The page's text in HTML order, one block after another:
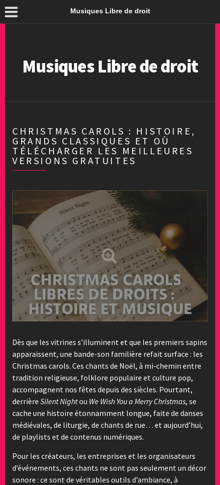
Musiques Libre de droit
Musiques Libre de droit
CHRISTMAS CAROLS : HISTOIRE,
GRANDS CLASSIQUES ET OÙ
TÉLÉCHARGER LES MEILLEURES
VERSIONS GRATUITES
Dès que les vitrines s’illuminent et que les premiers sapins
apparaissent, une bande-son familière refait surface : les
Christmas carols. Ces chants de Noël, à mi-chemin entre
tradition religieuse, folklore populaire et culture pop,
accompagnent nos fêtes depuis des siècles. Pourtant,
derrière Silent Nightou We Wish You a Merry Christmas, se
cache une histoire étonnamment longue, faite de danses
médiévales, de liturgie, de chants de rue… et aujourd’hui,
de playlists et de contenus numériques.
Pour les créateurs, les entreprises et les organisateurs
d’événements, ces chants ne sont pas seulement un décor
sonore : ce sont de véritables outils d’ambiance, à